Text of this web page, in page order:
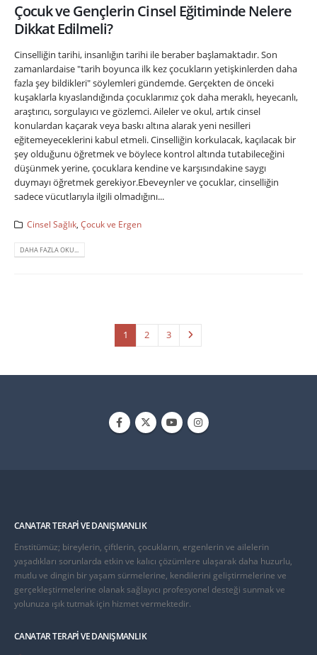
Çocuk ve Gençlerin Cinsel Eğitiminde Nelere
Dikkat Edilmeli?
Cinselliğin tarihi, insanlığın tarihi ile beraber başlamaktadır. Son
zamanlardaise "tarih boyunca ilk kez çocukların yetişkinlerden daha
fazla şey bildikleri" söylemleri gündemde. Gerçekten de önceki
kuşaklarla kıyaslandığında çocuklarımız çok daha meraklı, heyecanlı,
araştırıcı, sorgulayıcı ve gözlemci. Aileler ve okul, artık cinsel
konulardan kaçarak veya baskı altına alarak yeni nesilleri
eğitemeyeceklerini kabul etmeli. Cinselliğin korkulacak, kaçılacak bir
şey olduğunu öğretmek ve böylece kontrol altında tutabileceğini
düşünmek yerine, çocuklara kendine ve karşısındakine saygı
duymayı öğretmek gerekiyor.Ebeveynler ve çocuklar, cinselliğin
sadece vücutlarıyla ilgili olmadığını...
Cinsel Sağlık, Çocuk ve Ergen
DAHA FAZLA OKU...
1 2 3
CANATAR TERAPI VE DANIŞMANLIK
Enstitümüz; bireylerin, çiftlerin, çocukların, ergenlerin ve ailelerin
yaşadıkları sorunlarda etkin ve kalıcı çözümlere ulaşarak daha huzurlu,
mutlu ve dingin bir yaşam sürmelerine, kendilerini geliştirmelerine ve
gerçekleştirmelerine olanak sağlayıcı profesyonel desteği sunmak ve
yolunuza ışık tutmak için hizmet vermektedir.
CANATAR TERAPI VE DANIŞMANLIK